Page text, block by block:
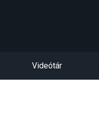
Videótár